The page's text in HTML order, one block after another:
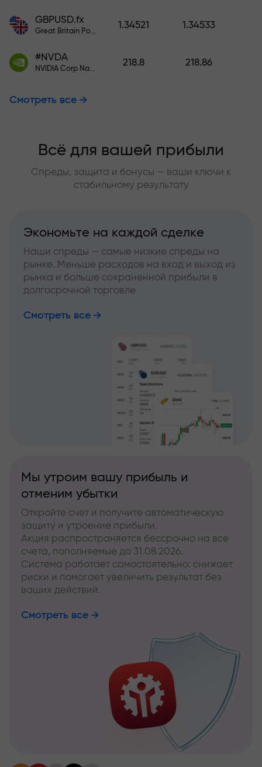
GBPUSD.fx
Great Britain Pound vs US Dollar
1.34521 1.34533
#NVDA
NVIDIA Corp Nasdaq Stock Exchange (Nasdaq) USD
218.8 218.86
Смотреть все
Всё для вашей прибыли
Спреды, защита и бонусы — ваши ключи к
стабильному результату
Экономьте на каждой сделке
Наши спреды — самые низкие спреды на
рынке. Меньше расходов на вход и выход из
рынка и больше сохраненной прибыли в
долгосрочной торговле
Смотреть все
Мы утроим вашу прибыль и
отменим убытки
Откройте счет и получите автоматическую
защиту и утроение прибыли.
Акция распространяется бессрочно на все
счета, пополняемые до 31.08.2026.
Система работает самостоятельно: снижает
риски и помогает увеличить результат без
ваших действий.
Смотреть все